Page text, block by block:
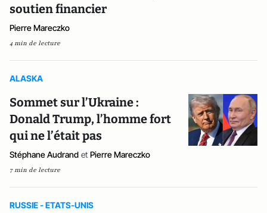
soutien financier
Pierre Mareczko
4 min de lecture
ALASKA
Sommet sur l’Ukraine :
Donald Trump, l’homme fort
qui ne l’était pas
Stéphane Audrand et Pierre Mareczko
7 min de lecture
RUSSIE - ETATS-UNIS